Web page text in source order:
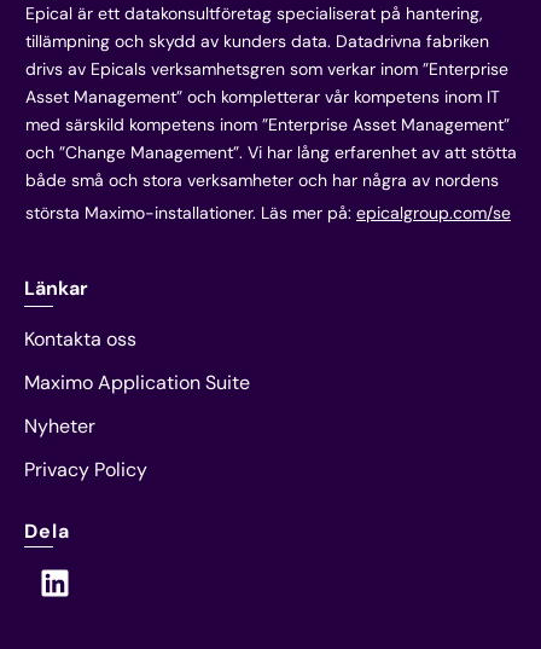
Epical är ett datakonsultföretag specialiserat på hantering,
tillämpning och skydd av kunders data. Datadrivna fabriken
drivs av Epicals verksamhetsgren som verkar inom ”Enterprise
Asset Management” och kompletterar vår kompetens inom IT
med särskild kompetens inom ”Enterprise Asset Management”
och ”Change Management”. Vi har lång erfarenhet av att stötta
både små och stora verksamheter och har några av nordens
största Maximo-installationer. Läs mer på: epicalgroup.com/se
Länkar
Kontakta oss
Maximo Application Suite
Nyheter
Privacy Policy
Dela
L
i